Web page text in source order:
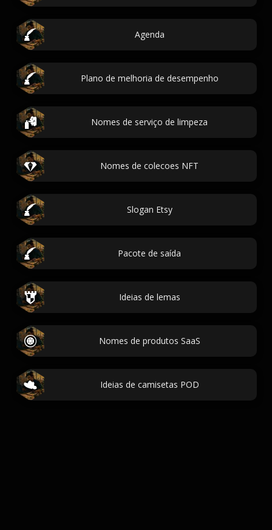
Agenda
Plano de melhoria de desempenho
Nomes de serviço de limpeza
Nomes de colecoes NFT
Slogan Etsy
Pacote de saída
Ideias de lemas
Nomes de produtos SaaS
Ideias de camisetas POD